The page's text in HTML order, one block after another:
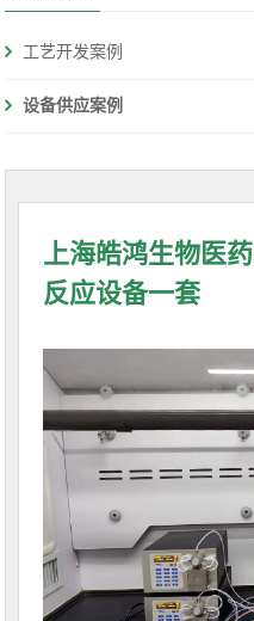
工艺开发案例
设备供应案例
上海皓鸿生物医
反应设备一套